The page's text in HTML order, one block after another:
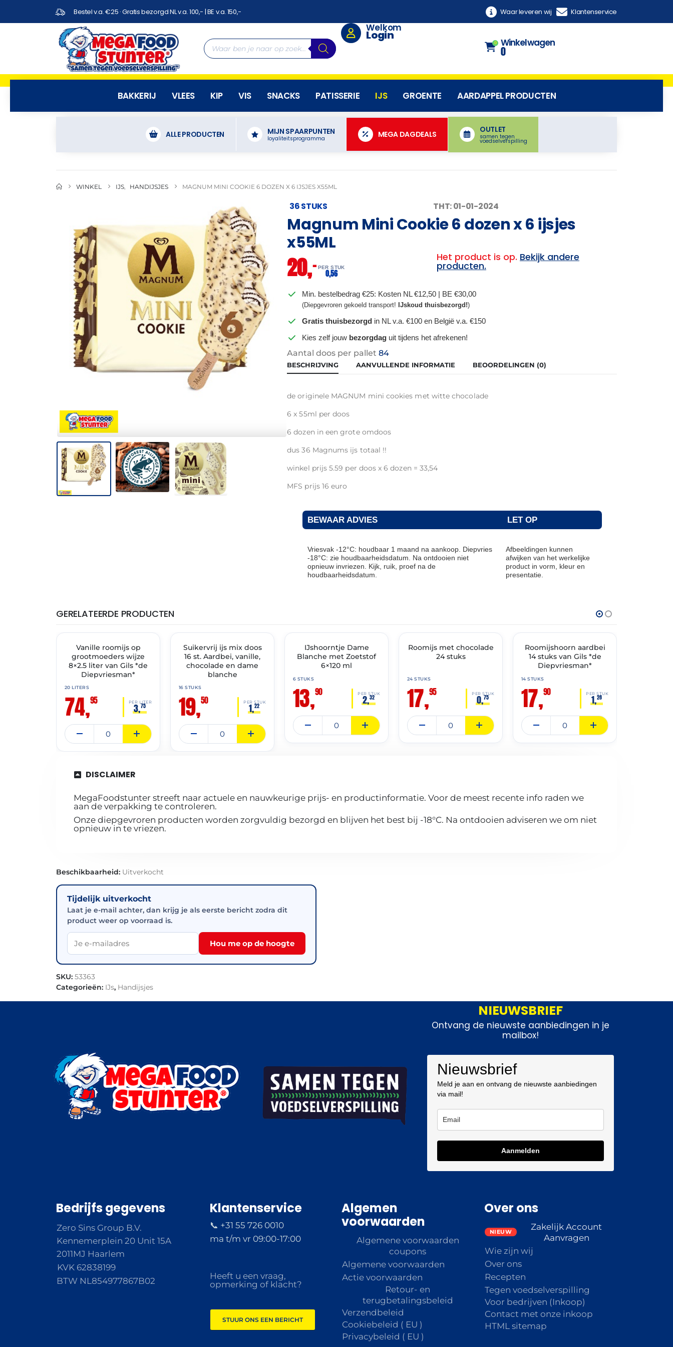
Bestel v.a. €25 · Gratis bezorgd NL v.a. 100,- | BE v.a. 150,- Waar leveren wij Klantenservice
Welkom
Login
0 Winkelwagen
0
BAKKERIJ VLEES KIP VIS SNACKS PATISSERIE IJS GROENTE AARDAPPEL PRODUCTEN
ALLE PRODUCTEN MIJN SPAARPUNTEN
loyaliteitsprogramma MEGA DAGDEALS
OUTLET
samen tegen
voedselverspilling
WINKEL IJS HANDIJSJES MAGNUM MINI COOKIE 6 DOZEN X 6 IJSJES X55ML
36 STUKS THT: 01-01-2024
Magnum Mini Cookie 6 dozen x 6 ijsjes
x55ML
20,– PER STUK
0,56
Het product is op. Bekijk andere
producten.
Min. bestelbedrag €25: Kosten NL €12,50 | BE €30,00
(Diepgevroren gekoeld transport!IJskoud thuisbezorgd!)
Gratis thuisbezorgd in NL v.a. €100 en België v.a. €150
Kies zelf jouw bezorgdag uit tijdens het afrekenen!
Aantal doos per pallet84
BESCHRIJVING AANVULLENDE INFORMATIE BEOORDELINGEN (0)
de originele MAGNUM mini cookies met witte chocolade
6 x 55ml per doos
6 dozen in een grote omdoos
dus 36 Magnums ijs totaal !!
winkel prijs 5.59 per doos x 6 dozen = 33,54
MFS prijs 16 euro
BEWAAR ADVIES LET OP
Vriesvak -12°C: houdbaar 1 maand na aankoop. Diepvries
-18°C: zie houdbaarheidsdatum. Na ontdooien niet
opnieuw invriezen. Kijk, ruik, proef na de
houdbaarheidsdatum.
Afbeeldingen kunnen
afwijken van het werkelijke
product in vorm, kleur en
presentatie.
GERELATEERDE PRODUCTEN
✓ VAST ASSORTIMENT
Vanille roomijs op
grootmoeders wijze
8×2.5 liter van Gils *de
Diepvriesman*
20 LITERS
74,95 PER LITER
3,75
✓ VAST ASSORTIMENT
Suikervrij ijs mix doos
16 st. Aardbei, vanille,
chocolade en dame
blanche
16 STUKS
19,50 PER STUK
1,22
✓ VAST ASSORTIMENT
IJshoorntje Dame
Blanche met Zoetstof
6×120 ml
6 STUKS
13,90 PER STUK
2,32
✓ VAST ASSORTIMENT
Roomijs met chocolade
24 stuks
24 STUKS
17,95 PER STUK
0,75
✓ VAST ASSORTIMENT
Roomijshoorn aardbei
14 stuks van Gils *de
Diepvriesman*
14 STUKS
17,90 PER STUK
1,28
DISCLAIMER
MegaFoodstunter streeft naar actuele en nauwkeurige prijs- en productinformatie. Voor de meest recente info raden we
aan de verpakking te controleren.
Onze diepgevroren producten worden zorgvuldig bezorgd en blijven het best bij -18°C. Na ontdooien adviseren we om niet
opnieuw in te vriezen.
Beschikbaarheid: Uitverkocht
Tijdelijk uitverkocht
Laat je e-mail achter, dan krijg je als eerste bericht zodra dit
product weer op voorraad is.
Hou me op de hoogte
SKU: 53363
Categorieën: IJs, Handijsjes
NIEUWSBRIEF
Ontvang de nieuwste aanbiedingen in je
mailbox!
Nieuwsbrief
Meld je aan en ontvang de nieuwste aanbiedingen
via mail!
Aanmelden
Bedrijfs gegevens
Zero Sins Group B.V.
Kennemerplein 20 Unit 15A
2011MJ Haarlem
KVK 62838199
BTW NL854977867B02
Klantenservice
📞 +31 55 726 0010
ma t/m vr 09:00-17:00
Heeft u een vraag,
opmerking of klacht?
STUUR ONS EEN BERICHT
Algemen
voorwaarden
Algemene voorwaarden
coupons
Algemene voorwaarden
Actie voorwaarden
Retour- en
terugbetalingsbeleid
Verzendbeleid
Cookiebeleid ( EU )
Privacybeleid ( EU )
Over ons
Zakelijk Account
Aanvragen
Wie zijn wij
Over ons
Recepten
Tegen voedselverspilling
Voor bedrijven (Inkoop)
Contact met onze inkoop
HTML sitemap